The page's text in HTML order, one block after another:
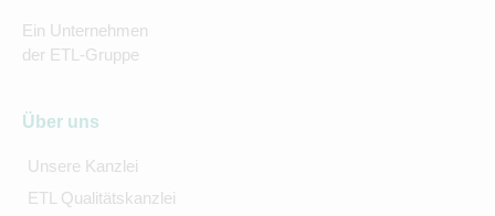
Ein Unternehmen
der ETL-Gruppe
Über uns
Unsere Kanzlei
ETL Qualitätskanzlei